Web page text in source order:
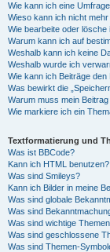
Wie kann ich eine
Wieso kann ich nicht
Wie bearbeite oder lösche
Warum kann ich auf
Weshalb kann ich keine
Weshalb wurde ich
Wie kann ich Beiträge
Was bewirkt die
Warum muss mein
Wie markiere ich ein
Textformatierung und
Was ist BBCode?
Kann ich HTML benutzen?
Was sind Smileys?
Kann ich Bilder in meine
Was sind globale
Was sind
Was sind wichtige
Was sind geschlossene
Was sind Themen-